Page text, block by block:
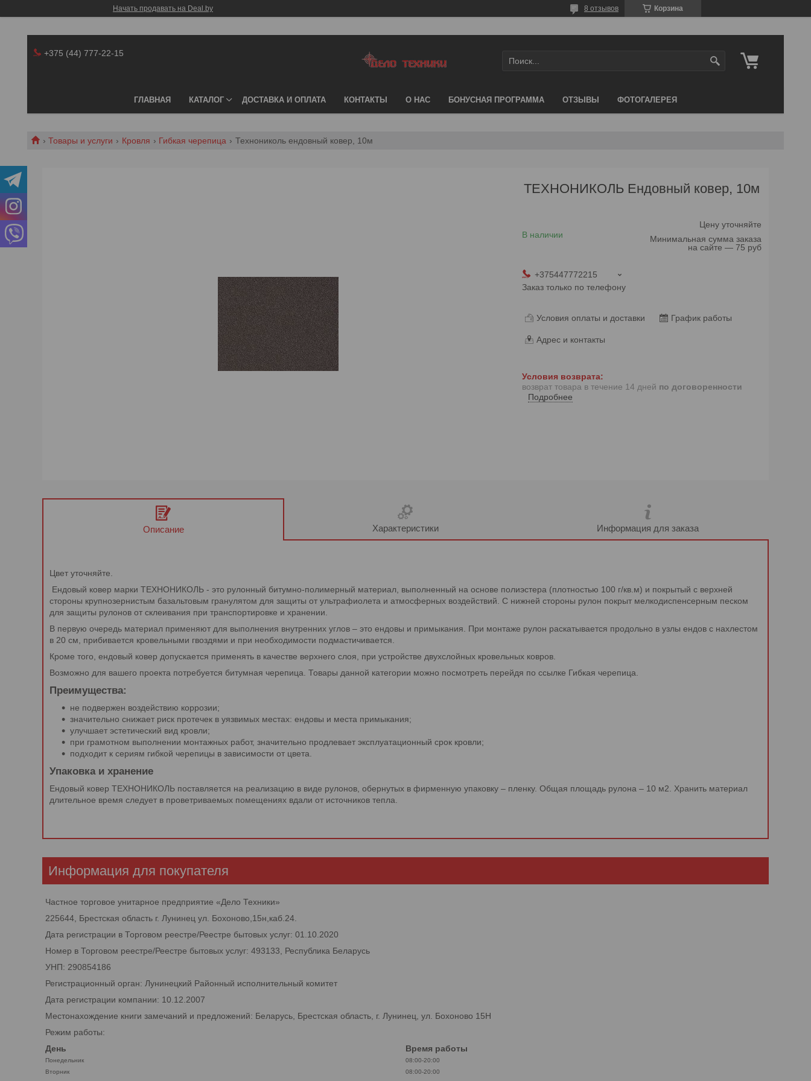
Начать продавать на Deal.by Корзина
8 отзывов
+375 (44) 777-22-15
ГЛАВНАЯ КАТАЛОГ ДОСТАВКА И ОПЛАТА КОНТАКТЫ О НАС БОНУСНАЯ ПРОГРАММА ОТЗЫВЫ ФОТОГАЛЕРЕЯ
Товары и услуги Кровля Гибкая черепица Технониколь ендовный ковер, 10м
ТЕХНОНИКОЛЬ Ендовный ковер, 10м
В наличии
Цену уточняйте
Минимальная сумма заказа
на сайте — 75 руб
+375447772215
Заказ только по телефону
Условия оплаты и доставки График работы
Адрес и контакты
возврат товара в течение 14 дней по договоренности
Подробнее
Описание Характеристики Информация для заказа
Цвет уточняйте.
Ендовый ковер марки ТЕХНОНИКОЛЬ - это рулонный битумно-полимерный материал, выполненный на основе полиэстера (плотностью 100 г/кв.м) и покрытый с верхней
стороны крупнозернистым базальтовым гранулятом для защиты от ультрафиолета и атмосферных воздействий. С нижней стороны рулон покрыт мелкодиспенсерным песком
для защиты рулонов от склеивания при транспортировке и хранении.
В первую очередь материал применяют для выполнения внутренних углов – это ендовы и примыкания. При монтаже рулон раскатывается продольно в узлы ендов с нахлестом
в 20 см, прибивается кровельными гвоздями и при необходимости подмастичивается.
Кроме того, ендовый ковер допускается применять в качестве верхнего слоя, при устройстве двухслойных кровельных ковров.
Возможно для вашего проекта потребуется битумная черепица. Товары данной категории можно посмотреть перейдя по ссылке Гибкая черепица.
Преимущества:
не подвержен воздействию коррозии;
значительно снижает риск протечек в уязвимых местах: ендовы и места примыкания;
улучшает эстетический вид кровли;
при грамотном выполнении монтажных работ, значительно продлевает эксплуатационный срок кровли;
подходит к сериям гибкой черепицы в зависимости от цвета.
Упаковка и хранение
Ендовый ковер ТЕХНОНИКОЛЬ поставляется на реализацию в виде рулонов, обернутых в фирменную упаковку – пленку. Общая площадь рулона – 10 м2. Хранить материал
длительное время следует в проветриваемых помещениях вдали от источников тепла.
Информация для покупателя
Частное торговое унитарное предприятие «Дело Техники»
225644, Брестская область г. Лунинец ул. Бохоново,15н,каб.24.
Дата регистрации в Торговом реестре/Реестре бытовых услуг: 01.10.2020
Номер в Торговом реестре/Реестре бытовых услуг: 493133, Республика Беларусь
УНП: 290854186
Регистрационный орган: Лунинецкий Районный исполнительный комитет
Дата регистрации компании: 10.12.2007
Местонахождение книги замечаний и предложений: Беларусь, Брестская область, г. Лунинец, ул. Бохоново 15Н
Режим работы:
День
Время работы
Понедельник
08:00-20:00
Вторник
08:00-20:00